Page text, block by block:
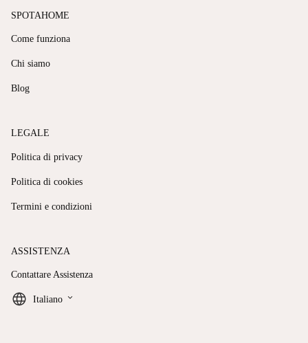
SPOTAHOME
Come funziona
Chi siamo
Blog
LEGALE
Politica di privacy
Politica di cookies
Termini e condizioni
ASSISTENZA
Contattare Assistenza
Italiano keyboard_arrow_down